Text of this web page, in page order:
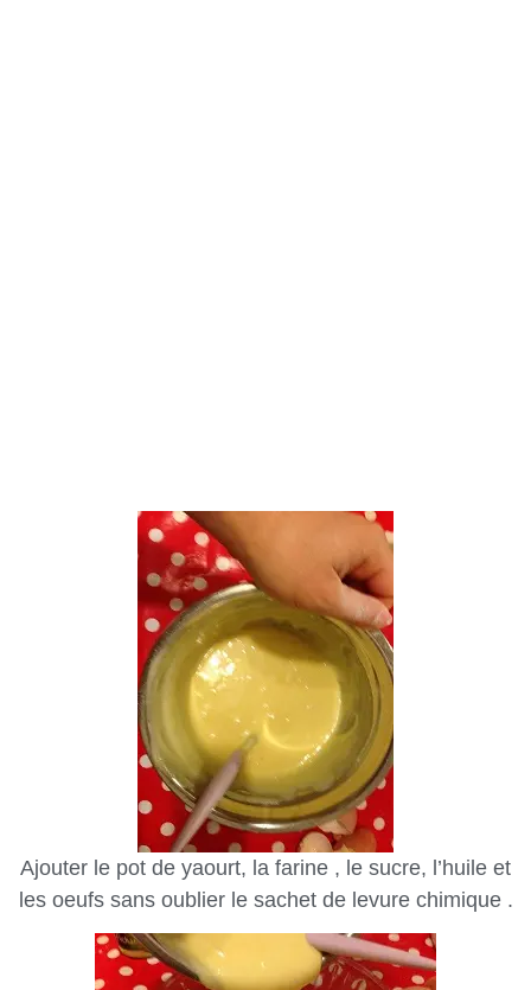
Ajouter le pot de yaourt, la farine , le sucre, l’huile et
les oeufs sans oublier le sachet de levure chimique .